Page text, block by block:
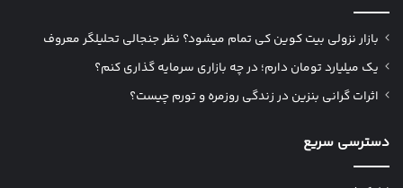
بازار نزولی بیت کوین کی تمام میشود؟ نظر جنجالی تحلیلگر معروف
یک میلیارد تومان دارم؛ در چه بازاری سرمایه گذاری کنم؟
اثرات گرانی بنزین در زندگی روزمره و تورم چیست؟
دسترسی سریع